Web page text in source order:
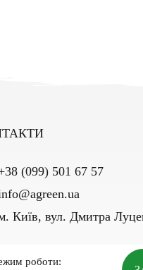
(099) 501 67 57
Київ, вул. Дмитра
роботи: